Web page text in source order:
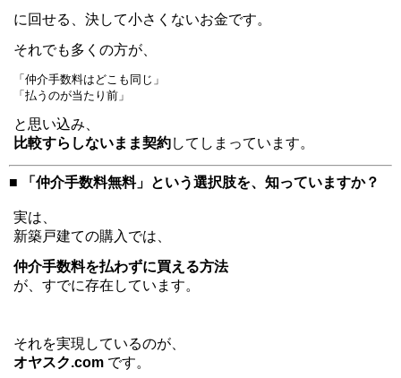
に回せる、決して小さくないお金です。
それでも多くの方が、
「仲介手数料はどこも同じ」
「払うのが当たり前」
と思い込み、
比較すらしないまま契約してしまっています。
■ 「仲介手数料無料」という選択肢を、知っていますか？
実は、
新築戸建ての購入では、
仲介手数料を払わずに買える方法
が、すでに存在しています。
それを実現しているのが、
オヤスク.com です。